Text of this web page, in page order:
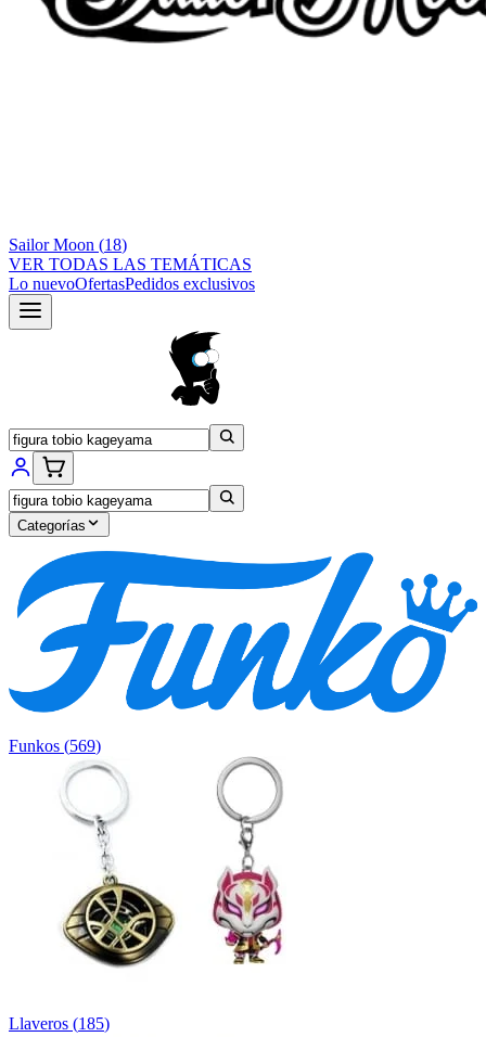
Sailor Moon (18)
VER TODAS LAS TEMÁTICAS
Lo nuevoOfertasPedidos exclusivos
Categorías
Funkos (569)
Llaveros (185)